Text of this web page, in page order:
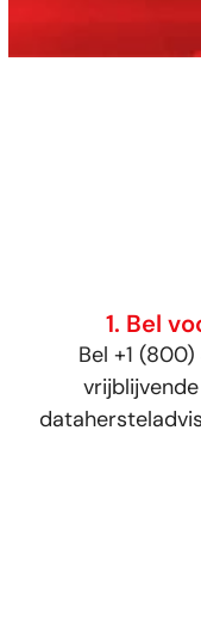
1. Bel
Bel +1